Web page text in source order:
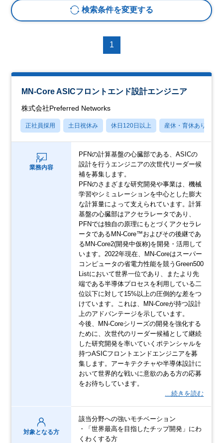
検索条件を変更する
1
MN-Core ASICフロントエンド設計エンジニア
株式会社Preferred Networks
正社員採用 土日祝休み 休日120日以上 産休・育休あり
業務内容
PFNの計算基盤の心臓部である、ASICの
設計を行うエンジニアの次世代リーダー候
補を募集します。
PFNのさまざまな研究開発や事業は、機械
学習やシミュレーションを中心とした膨大
な計算量によって支えられています。計算
基盤の心臓部はアクセラレータであり、
PFNでは独自の原理にもとづくアクセラレ
ータであるMN-Core™およびその後継であ
るMN-Core2(開発中仮称)を開発・活用して
います。2022年現在、MN-Coreはスーパー
コンピュータの省電力性能を競うGreen500
Listにおいて世界一位であり、またより先
端である半導体プロセスを利用している二
位以下に対して15%以上の圧倒的な差をつ
けています。これは、MN-Coreが持つ設計
上のアドバンテージを示しています。
今後、MN-Coreシリーズの開発を強化する
ために、次世代のリーダー候補として継続
した研究開発を率いていくポテンシャルを
持つASICフロントエンドエンジニアを募
集します。アーキテクチャや半導体設計に
おいて世界的な戦いに意欲のある方の応募
をお待ちしています。
…続きを読む
対象となる方
該当分野への強いモチベーション
・「世界最高を目指したチップ開発」にわ
くわくする方